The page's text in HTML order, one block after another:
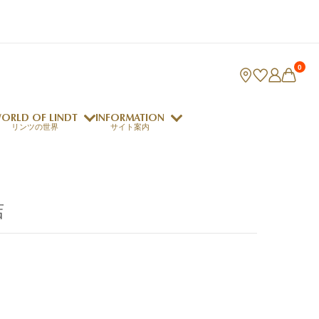
0
OF LINDT
リンツの世界
INFORMATION
サイト案内